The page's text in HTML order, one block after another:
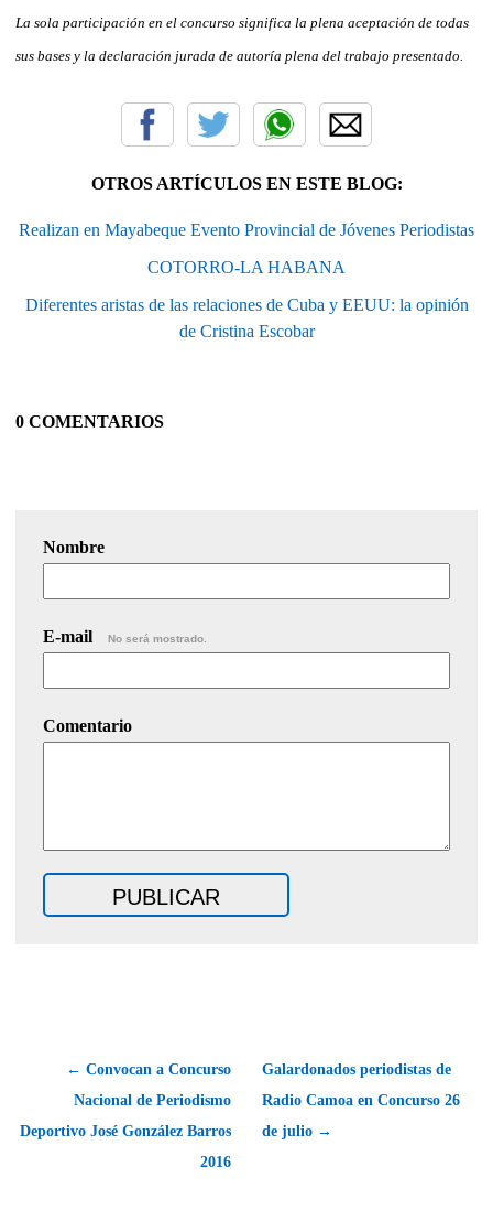
La sola participación en el concurso significa la plena aceptación de todas
sus bases y la declaración jurada de autoría plena del trabajo presentado.
OTROS ARTÍCULOS EN ESTE BLOG:
Realizan en Mayabeque Evento Provincial de Jóvenes Periodistas
COTORRO-LA HABANA
Diferentes aristas de las relaciones de Cuba y EEUU: la opinión
de Cristina Escobar
0 COMENTARIOS
Nombre
E-mail No será mostrado.
Comentario
← Convocan a Concurso
Nacional de Periodismo
Deportivo José González Barros
2016
Galardonados periodistas de
Radio Camoa en Concurso 26
de julio →